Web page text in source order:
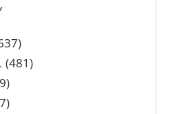
(481)